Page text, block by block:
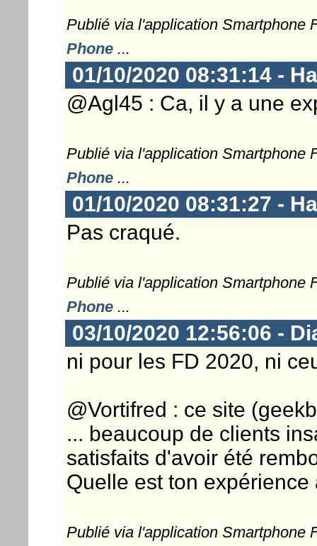
Publié via l'application Smartphone
Phone...
01/10/2020 08:31:14 -
@Agl45 : Ca, il y a une
Publié via l'application Smartphone
Phone...
01/10/2020 08:31:27 -
Pas craqué.
Publié via l'application Smartphone
Phone...
03/10/2020 12:56:06 -
ni pour les FD 2020, ni
@Vortifred : ce site
... beaucoup de clients
satisfaits d'avoir été
Quelle est ton expérience
Publié via l'application Smartphone